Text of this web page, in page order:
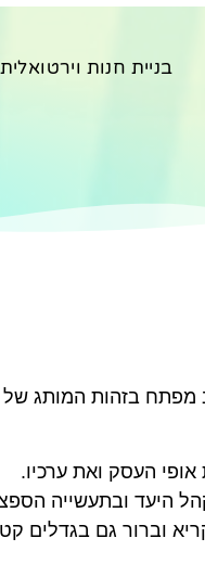
בניית חנות וירטואלית
מפתח בזהות המותג
העסק ואת ערכיו.
היעד ובתעשייה
וברור גם בגדלים